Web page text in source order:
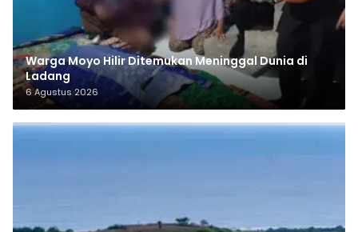
Warga Moyo Hilir Ditemukan Meninggal Dunia di
Ladang
6 Agustus 2026